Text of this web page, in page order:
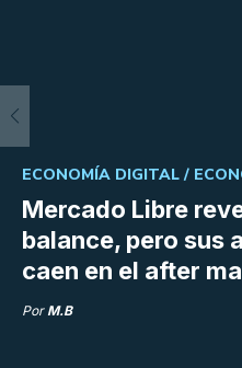
Mercado Libre
balance, pero sus
caen en el after
ECONOMÍA DIGITAL /
Por M.B